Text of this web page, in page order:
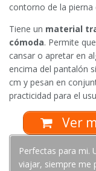
contorno de la
Tiene un material
cómoda. Permite
cansar o apretar en
encima del pantalón
cm y pesan en
practicidad para el
Ver
Perfectas para mi.
viajar, siempre me